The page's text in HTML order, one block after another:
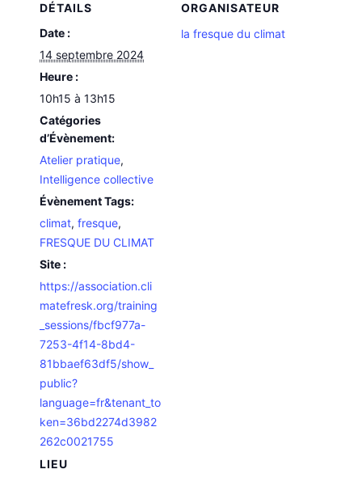
DÉTAILS
Date :
14 septembre 2024
Heure :
10h15 à 13h15
Catégories
d’Évènement:
Atelier pratique,
Intelligence collective
Évènement Tags:
climat,fresque,
FRESQUE DU CLIMAT
Site :
https://association.cli
matefresk.org/training
_sessions/fbcf977a-
7253-4f14-8bd4-
81bbaef63df5/show_
public?
language=fr&tenant_to
ken=36bd2274d3982
262c0021755
LIEU
ORGANISATEUR
la fresque du climat